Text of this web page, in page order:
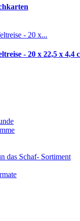
- 20 x 22,5 x 4,4
das Schaf- Sortiment